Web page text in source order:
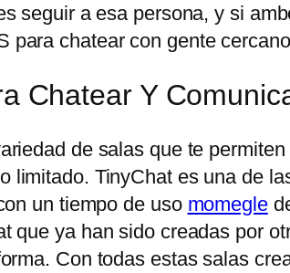
seguir a esa persona, y si
para chatear con gente
Chatear Y
de salas que te
limitado. TinyChat es una de
un tiempo de uso momegle
que ya han sido creadas por
Con todas estas salas